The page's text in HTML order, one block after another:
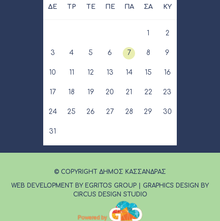
ΔΕ ΤΡ ΤΕ ΠΕ ΠΑ ΣΑ ΚΥ
1 2
3 4 5 6 7 8 9
10 11 12 13 14 15 16
17 18 19 20 21 22 23
24 25 26 27 28 29 30
31
© COPYRIGHT ΔΗΜΟΣ ΚΑΣΣΑΝΔΡΑΣ
WEB DEVELOPMENT BY EGRITOS GROUP
GRAPHICS DESIGN BY
CIRCUS DESIGN STUDIO